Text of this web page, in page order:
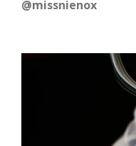
@missnienox